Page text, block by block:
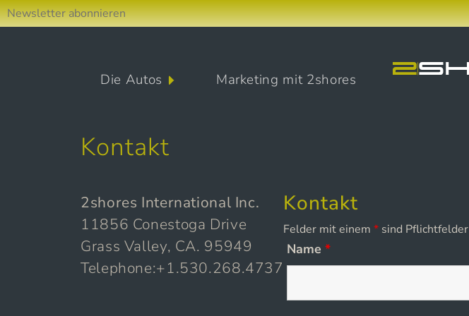
Newsletter abonnieren
Hauptnavigation
Die Autos Marketing mit 2shores
Kontakt
2shores International Inc.
11856 Conestoga Drive
Grass Valley, CA. 95949
Telephone:+1.530.268.4737
Kontakt
Felder mit einem *sind Pflichtfelder
Name *